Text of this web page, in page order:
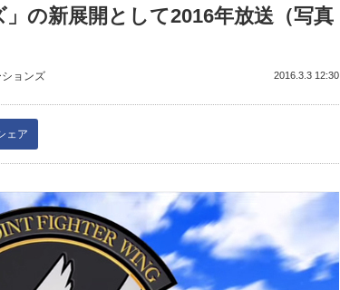
」の新展開として2016年放送（写真
ョンズ 2016.3.3 12:30
ェア